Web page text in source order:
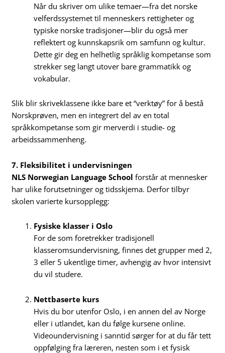
Når du skriver om ulike temaer—fra det norske
velferdssystemet til menneskers rettigheter og
typiske norske tradisjoner—blir du også mer
reflektert og kunnskapsrik om samfunn og kultur.
Dette gir deg en helhetlig språklig kompetanse som
strekker seg langt utover bare grammatikk og
vokabular.
Slik blir skriveklassene ikke bare et “verktøy” for å bestå
Norskprøven, men en integrert del av en total
språkkompetanse som gir merverdi i studie- og
arbeidssammenheng.
7. Fleksibilitet i undervisningen
NLS Norwegian Language School forstår at mennesker
har ulike forutsetninger og tidsskjema. Derfor tilbyr
skolen varierte kursopplegg:
Fysiske klasser i Oslo
For de som foretrekker tradisjonell
klasseromsundervisning, finnes det grupper med 2,
3 eller 5 ukentlige timer, avhengig av hvor intensivt
du vil studere.
Nettbaserte kurs
Hvis du bor utenfor Oslo, i en annen del av Norge
eller i utlandet, kan du følge kursene online.
Videoundervisning i sanntid sørger for at du får tett
oppfølging fra læreren, nesten som i et fysisk